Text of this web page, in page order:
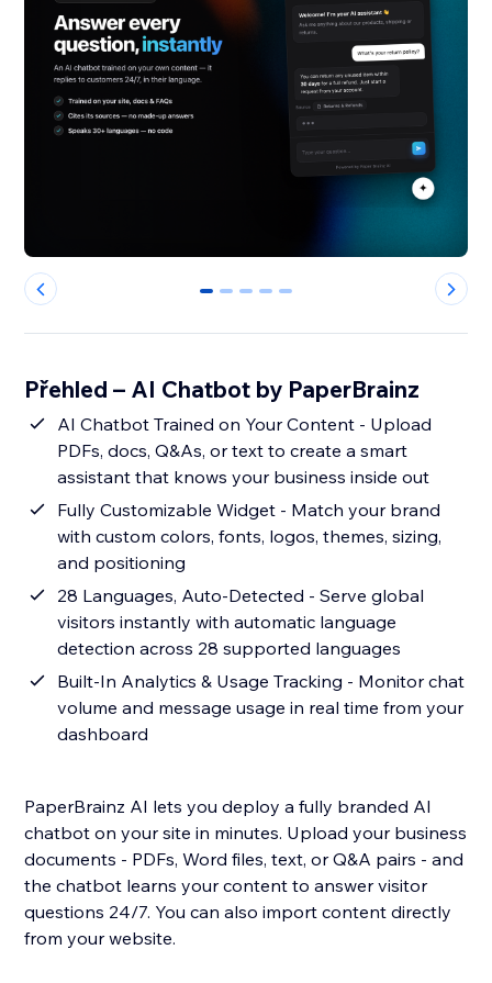
0 1 2 3 4
Přehled – AI Chatbot by PaperBrainz
AI Chatbot Trained on Your Content - Upload
PDFs, docs, Q&As, or text to create a smart
assistant that knows your business inside out
Fully Customizable Widget - Match your brand
with custom colors, fonts, logos, themes, sizing,
and positioning
28 Languages, Auto-Detected - Serve global
visitors instantly with automatic language
detection across 28 supported languages
Built-In Analytics & Usage Tracking - Monitor chat
volume and message usage in real time from your
dashboard
PaperBrainz AI lets you deploy a fully branded AI
chatbot on your site in minutes. Upload your business
documents - PDFs, Word files, text, or Q&A pairs - and
the chatbot learns your content to answer visitor
questions 24/7. You can also import content directly
from your website.